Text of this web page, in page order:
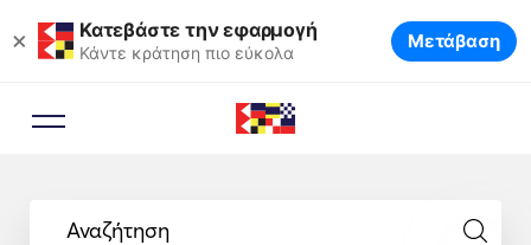
× Κατεβάστε την εφαρμογή
Κάντε κράτηση πιο εύκολα Μετάβαση
Αναζήτηση